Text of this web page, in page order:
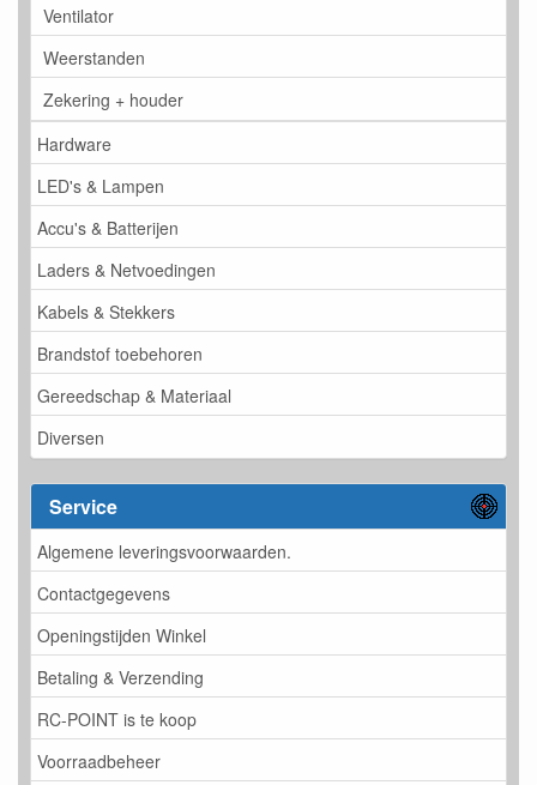
Ventilator
Weerstanden
Zekering + houder
Hardware
LED's & Lampen
Accu's & Batterijen
Laders & Netvoedingen
Kabels & Stekkers
Brandstof toebehoren
Gereedschap & Materiaal
Diversen
Service
Algemene leveringsvoorwaarden.
Contactgegevens
Openingstijden Winkel
Betaling & Verzending
RC-POINT is te koop
Voorraadbeheer